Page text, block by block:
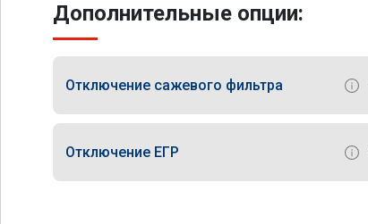
Дополнительные опции:
Отключение сажевого фильтра
Отключение ЕГР